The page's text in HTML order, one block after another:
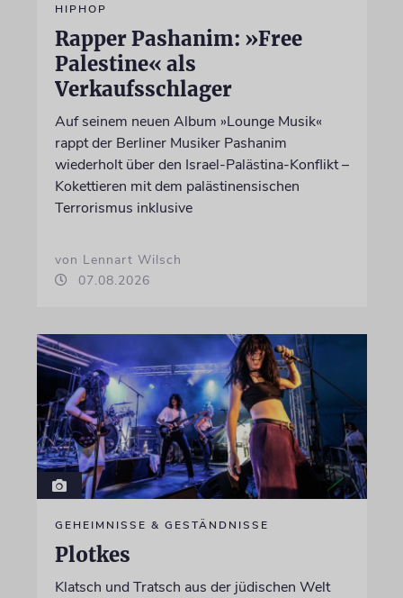
HIPHOP
Rapper Pashanim: »Free
Palestine« als
Verkaufsschlager
Auf seinem neuen Album »Lounge Musik«
rappt der Berliner Musiker Pashanim
wiederholt über den Israel-Palästina-Konflikt –
Kokettieren mit dem palästinensischen
Terrorismus inklusive
von Lennart Wilsch
07.08.2026
GEHEIMNISSE & GESTÄNDNISSE
Plotkes
Klatsch und Tratsch aus der jüdischen Welt